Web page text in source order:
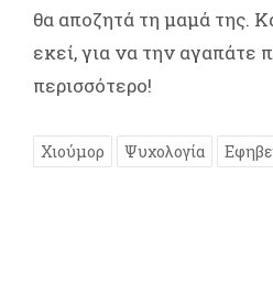
θα αποζητά τη μαμά της.
εκεί, για να την αγαπάτε
περισσότερο!
Χιούμορ Ψυχολογία